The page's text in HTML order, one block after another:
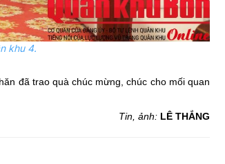
khu 4.
đã trao quà chúc mừng, chúc cho mối quan
Tin, ảnh: LÊ THẮNG